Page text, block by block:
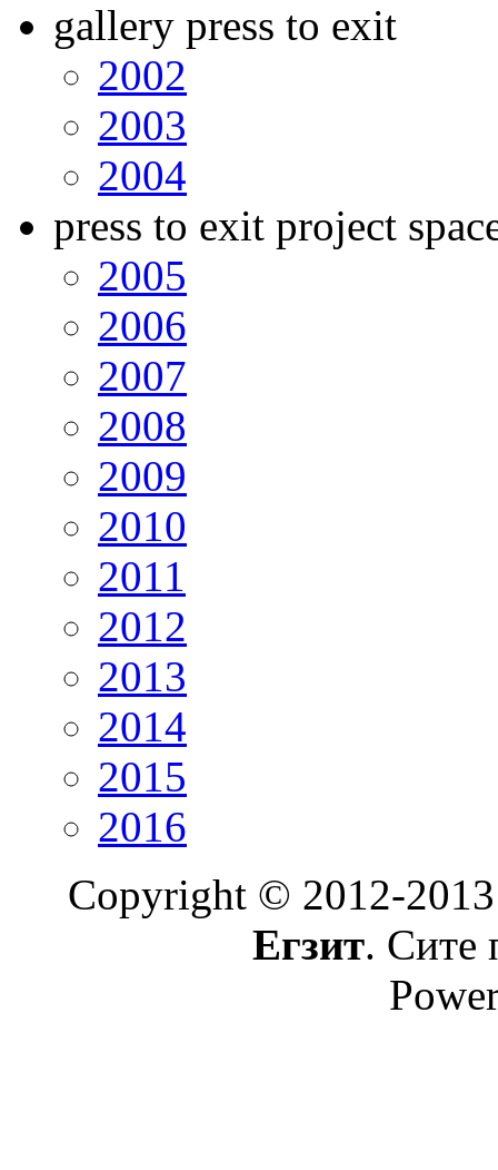
gallery press to exit
2002
2003
2004
press to exit project
2005
2006
2007
2008
2009
2010
2011
2012
2013
2014
2015
2016
Copyright © 2012-
Егзит. Сите